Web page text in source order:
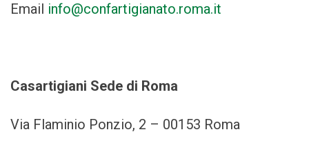
Email info@confartigianato.roma.it
Casartigiani Sede di Roma
Via Flaminio Ponzio, 2 – 00153 Roma